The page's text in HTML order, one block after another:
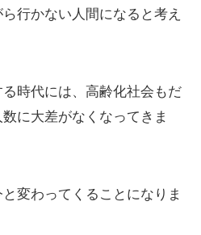
行かない人間になると考え
時代には、高齢化社会もだ
に大差がなくなってきま
変わってくることになりま